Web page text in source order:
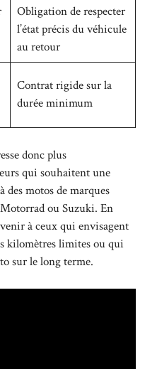
Obligation de respecter
l’état précis du véhicule
au retour
Contrat rigide sur la
durée minimum
donc plus
qui souhaitent une
des motos de marques
ou Suzuki. En
à ceux qui envisagent
kilomètres limites ou qui
sur le long terme.